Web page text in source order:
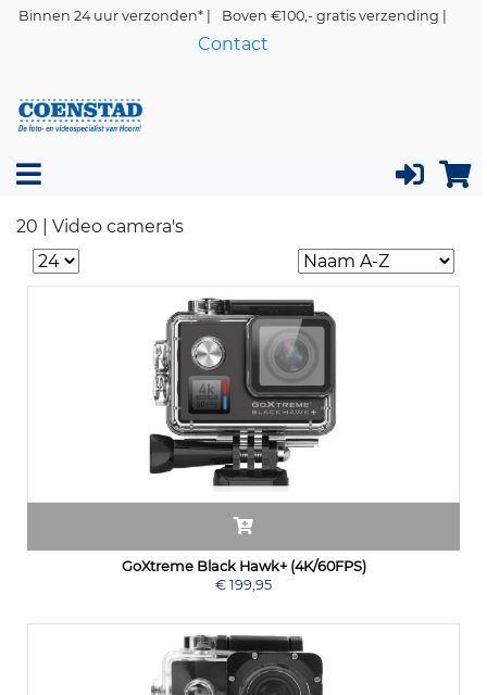
Binnen 24 uur verzonden* | Boven €100,- gratis verzending |
Contact
20 | Video camera's
GoXtreme Black Hawk+ (4K/60FPS)
€ 199,95